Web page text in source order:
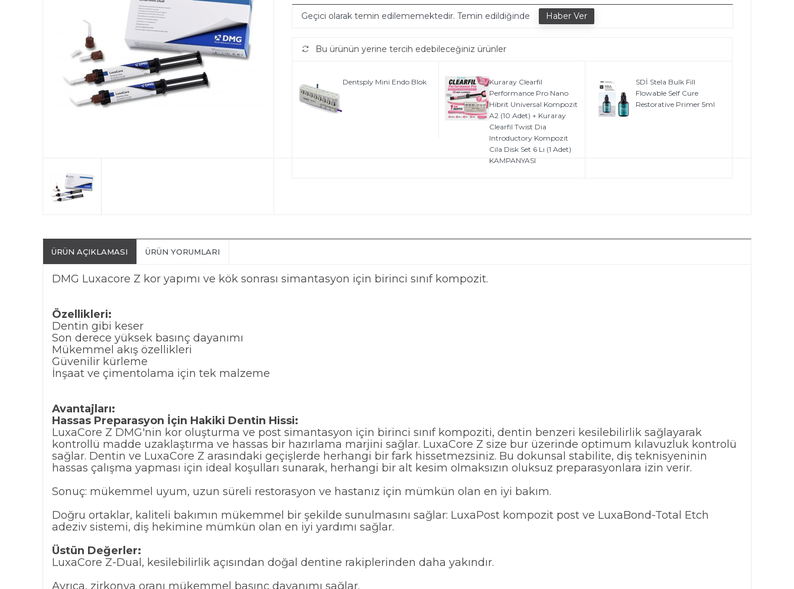
Geçici olarak temin edilememektedir. Temin edildiğinde
Bu ürünün yerine tercih edebileceğiniz ürünler
Dentsply Mini Endo Blok
Kuraray Clearfil
Performance Pro Nano
Hibrit Universal Kompozit
A2 (10 Adet) + Kuraray
Clearfil Twist Dia
Introductory Kompozit
Cila Disk Set 6 Lı (1 Adet)
KAMPANYASI
SDİ Stela Bulk Fill
Flowable Self Cure
Restorative Primer 5ml
ÜRÜN AÇIKLAMASI ÜRÜN YORUMLARI
DMG Luxacore Z kor yapımı ve kök sonrası simantasyon için birinci sınıf kompozit.
Özellikleri:
Dentin gibi keser
Son derece yüksek basınç dayanımı
Mükemmel akış özellikleri
Güvenilir kürleme
İnşaat ve çimentolama için tek malzeme
Avantajları:
Hassas Preparasyon İçin Hakiki Dentin Hissi:
LuxaCore Z DMG'nin kor oluşturma ve post simantasyon için birinci sınıf kompoziti, dentin benzeri kesilebilirlik sağlayarak
kontrollü madde uzaklaştırma ve hassas bir hazırlama marjini sağlar. LuxaCore Z size bur üzerinde optimum kılavuzluk kontrolü
sağlar. Dentin ve LuxaCore Z arasındaki geçişlerde herhangi bir fark hissetmezsiniz. Bu dokunsal stabilite, diş teknisyeninin
hassas çalışma yapması için ideal koşulları sunarak, herhangi bir alt kesim olmaksızın oluksuz preparasyonlara izin verir.
Sonuç: mükemmel uyum, uzun süreli restorasyon ve hastanız için mümkün olan en iyi bakım.
Doğru ortaklar, kaliteli bakımın mükemmel bir şekilde sunulmasını sağlar: LuxaPost kompozit post ve LuxaBond-Total Etch
adeziv sistemi, diş hekimine mümkün olan en iyi yardımı sağlar.
Üstün Değerler:
LuxaCore Z-Dual, kesilebilirlik açısından doğal dentine rakiplerinden daha yakındır.
Ayrıca, zirkonya oranı mükemmel basınç dayanımı sağlar.